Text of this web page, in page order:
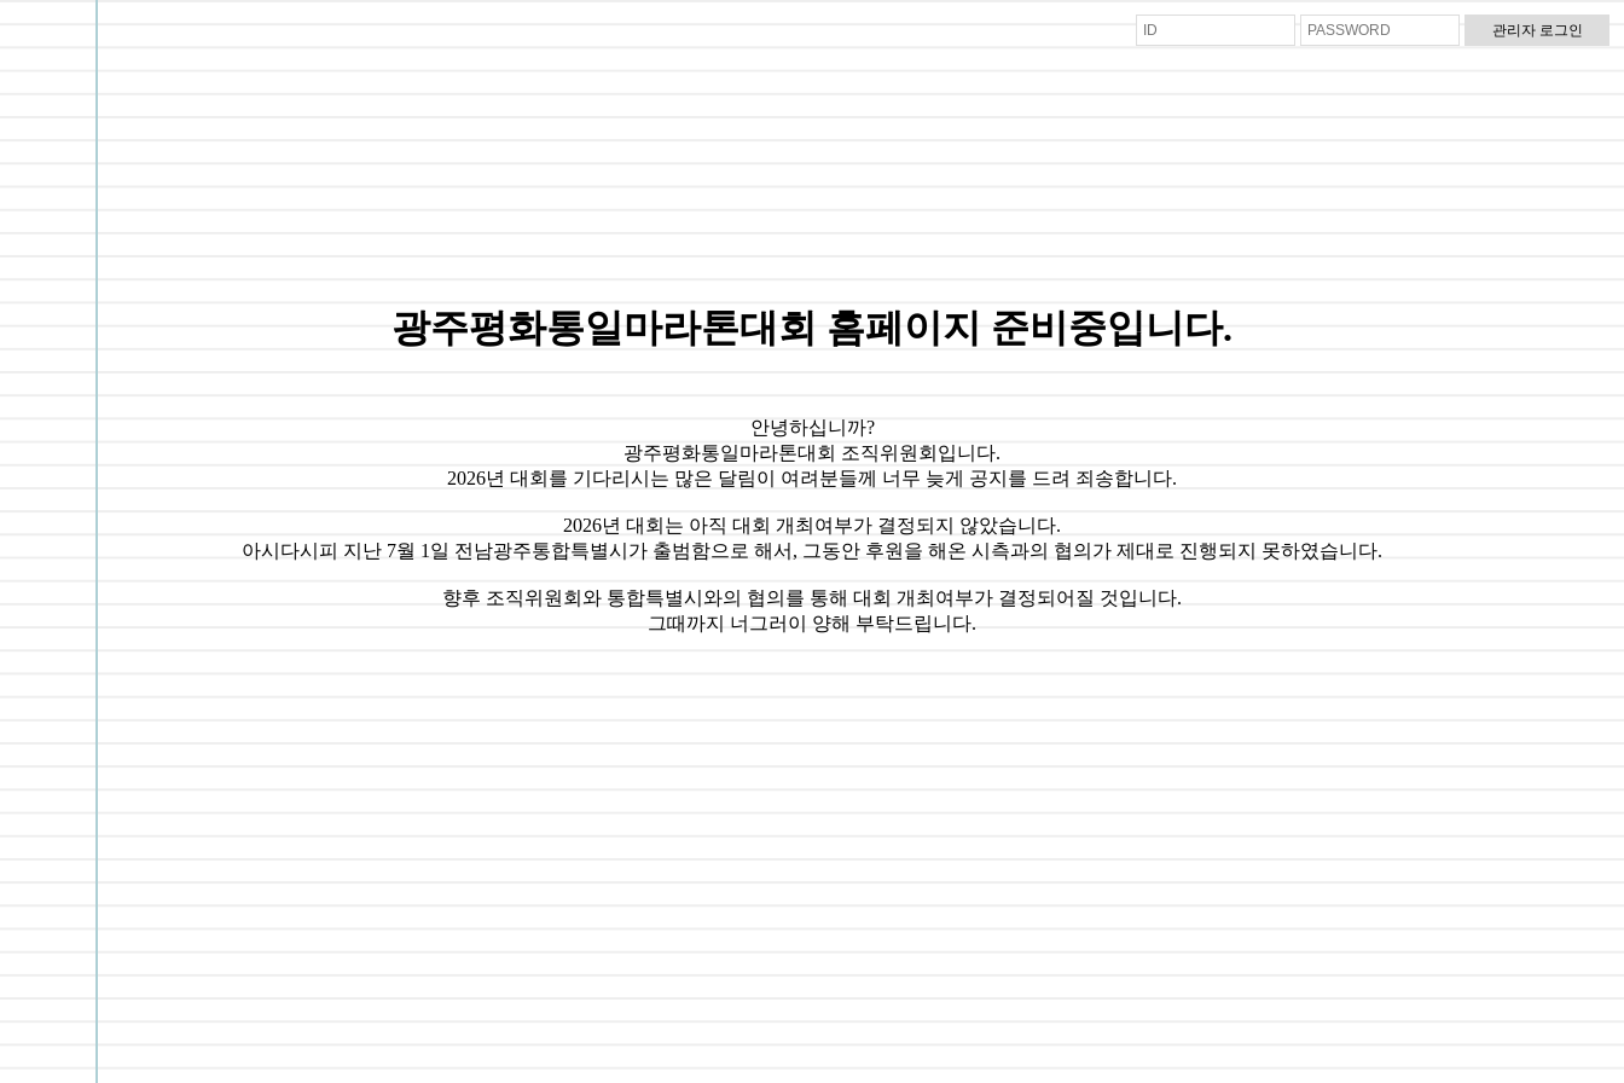
광주평화통일마라톤대회 홈페이지 준비중입니다.
안녕하십니까?
광주평화통일마라톤대회 조직위원회입니다.
2026년 대회를 기다리시는 많은 달림이 여려분들께 너무 늦게 공지를 드려 죄송합니다.
2026년 대회는 아직 대회 개최여부가 결정되지 않았습니다.
아시다시피 지난 7월 1일 전남광주통합특별시가 출범함으로 해서, 그동안 후원을 해온 시측과의 협의가 제대로 진행되지 못하였습니다.
향후 조직위원회와 통합특별시와의 협의를 통해 대회 개최여부가 결정되어질 것입니다.
그때까지 너그러이 양해 부탁드립니다.